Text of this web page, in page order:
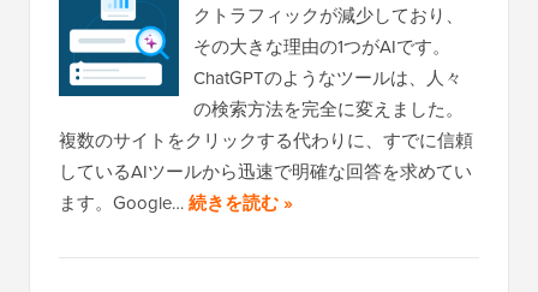
クトラフィックが減少しており、
その大きな理由の1つがAIです。
ChatGPTのようなツールは、人々
の検索方法を完全に変えました。
複数のサイトをクリックする代わりに、すでに信頼
しているAIツールから迅速で明確な回答を求めてい
ます。Google…続きを読む »